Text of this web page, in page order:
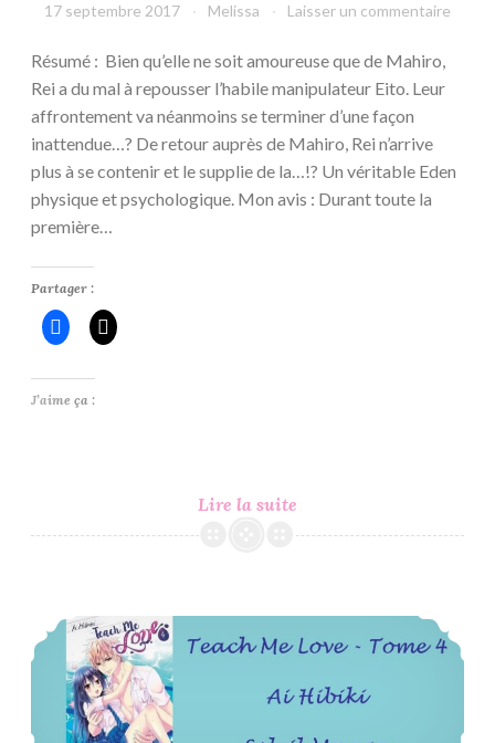
17 septembre 2017 Melissa Laisser un commentaire
Résumé : Bien qu’elle ne soit amoureuse que de Mahiro,
Rei a du mal à repousser l’habile manipulateur Eito. Leur
affrontement va néanmoins se terminer d’une façon
inattendue…? De retour auprès de Mahiro, Rei n’arrive
plus à se contenir et le supplie de la…!? Un véritable Eden
physique et psychologique. Mon avis : Durant toute la
première…
Lire la suite
Me
–
Ai
Partager :
J’aime ça :
Teach Me Love #4 – Ai Hibiki